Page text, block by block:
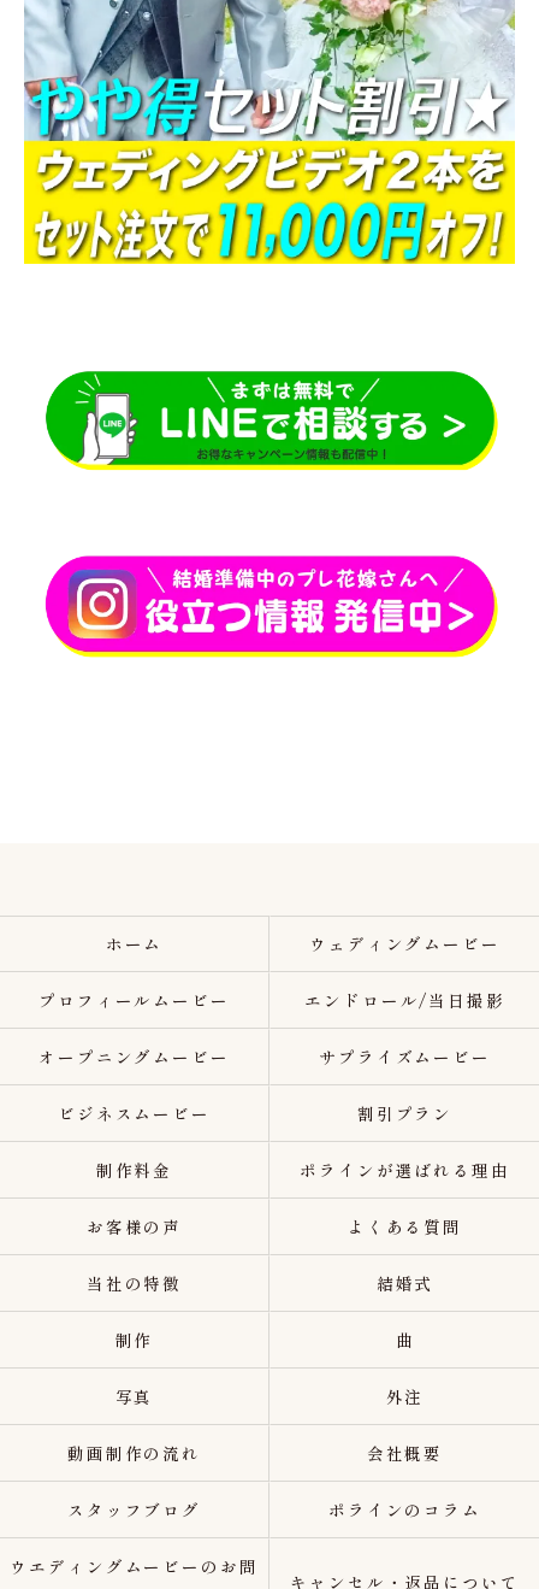
ホーム ウェディングムービー
プロフィールムービー エンドロール/当日撮影
オープニングムービー サプライズムービー
ビジネスムービー 割引プラン
制作料金 ポラインが選ばれる理由
お客様の声 よくある質問
当社の特徴 結婚式
制作 曲
写真 外注
動画制作の流れ 会社概要
スタッフブログ ポラインのコラム
ウエディングムービーのお問
キャンセル・返品について